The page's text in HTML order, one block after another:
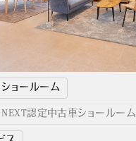
ョールーム
認定中古車ショールーム